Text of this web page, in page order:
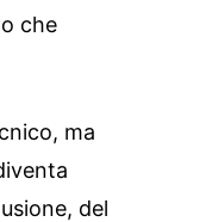
che
ma
del